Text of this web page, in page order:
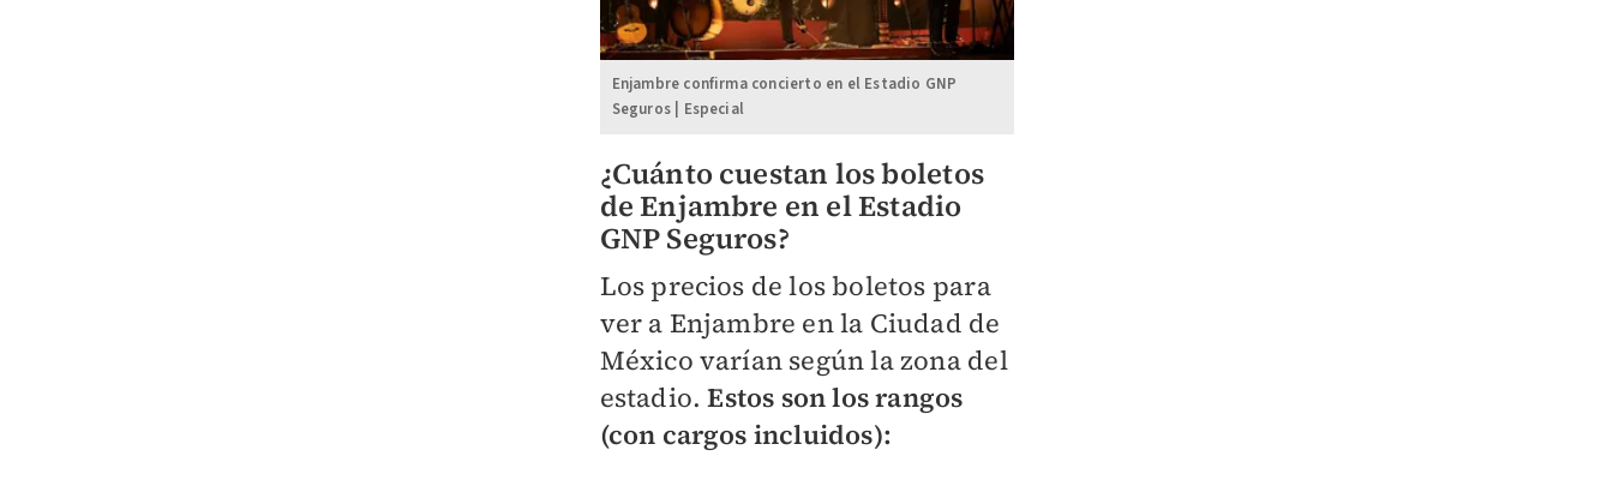
Enjambre confirma concierto en el Estadio GNP
Seguros | Especial
¿Cuánto cuestan los boletos
de Enjambre en el Estadio
GNP Seguros?
Los precios de los boletos para
ver a Enjambre en la Ciudad de
México varían según la zona del
estadio.Estos son los rangos
(con cargos incluidos):